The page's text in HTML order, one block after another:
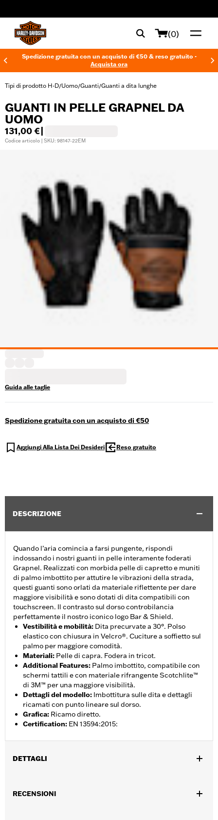
(0)
Spedizione gratuita con un acquisto di €50 & reso gratuito -
Acquista ora
Tipi di prodotto H-D/Uomo/Guanti/Guanti a dita lunghe
GUANTI IN PELLE GRAPNEL DA
UOMO
131,00 €
Codice articolo | SKU: 98147-22EM
Guida alle taglie
Spedizione gratuita con un acquisto di €50
Aggiungi Alla Lista Dei Desideri Reso gratuito
DESCRIZIONE
Quando l’aria comincia a farsi pungente, rispondi
indossando i nostri guanti in pelle interamente foderati
Grapnel. Realizzati con morbida pelle di capretto e muniti
di palmo imbottito per attutire le vibrazioni della strada,
questi guanti sono orlati da materiale riflettente per dare
maggiore visibilità e sono dotati di dita compatibili con
touchscreen. Il contrasto sul dorso controbilancia
perfettamente il nostro iconico logo Bar & Shield.
Vestibilità e mobilità: Dita precurvate a 30°. Polso
elastico con chiusura in Velcro®. Cuciture a soffietto sul
palmo per maggiore comodità.
Materiali: Pelle di capra. Fodera in tricot.
Additional Features: Palmo imbottito, compatibile con
schermi tattili e con materiale rifrangente Scotchlite™
di 3M™ per una maggiore visibilità.
Dettagli del modello: Imbottitura sulle dita e dettagli
ricamati con punto lineare sul dorso.
Grafica: Ricamo diretto.
Certification: EN 13594:2015:
DETTAGLI
Caratteristiche funzionali:
RECENSIONI